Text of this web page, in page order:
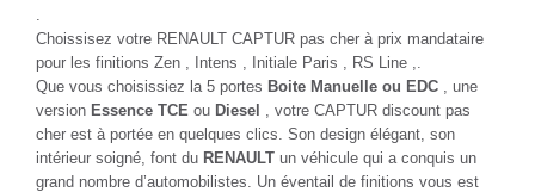
Choissisez votre RENAULT CAPTUR pas cher à prix mandataire
pour les finitions Zen , Intens , Initiale Paris , RS Line ,.
Que vous choisissiez la 5 portes Boite Manuelle ou EDC , une
version Essence TCE ou Diesel
, votre CAPTUR discount pas
cher est à portée en quelques clics. Son design élégant, son
intérieur soigné, font du RENAULT un véhicule qui a conquis un
grand nombre d’automobilistes. Un éventail de finitions vous est